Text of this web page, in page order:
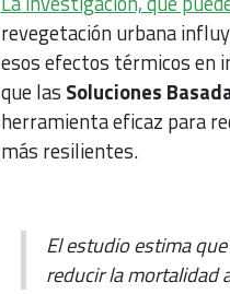
revegetación urbana
esos efectos térmicos en
que las Soluciones
herramienta eficaz para
más resilientes.
El estudio estima
reducir la mortalidad